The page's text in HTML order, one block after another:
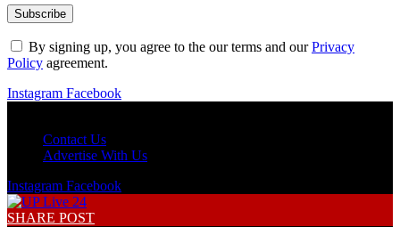
By signing up, you agree to the our terms and ourPrivacy
Policy agreement.
Instagram Facebook
Contact Us
Advertise With Us
Instagram Facebook
SHARE POST